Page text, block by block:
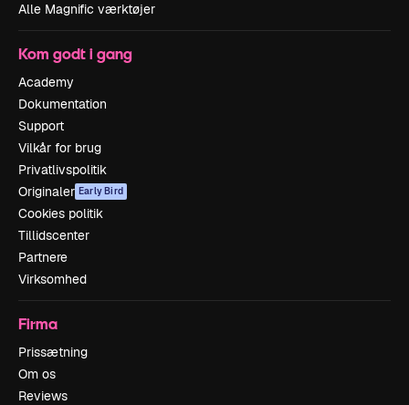
Alle Magnific værktøjer
Kom godt i gang
Academy
Dokumentation
Support
Vilkår for brug
Privatlivspolitik
Originaler Early Bird
Cookies politik
Tillidscenter
Partnere
Virksomhed
Firma
Prissætning
Om os
Reviews